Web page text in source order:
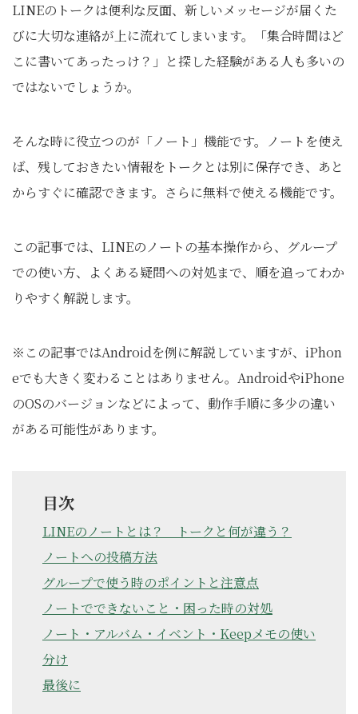
LINEのトークは便利な反面、新しいメッセージが届くた
びに大切な連絡が上に流れてしまいます。「集合時間はど
こに書いてあったっけ？」と探した経験がある人も多いの
ではないでしょうか。
そんな時に役立つのが「ノート」機能です。ノートを使え
ば、残しておきたい情報をトークとは別に保存でき、あと
からすぐに確認できます。さらに無料で使える機能です。
この記事では、LINEのノートの基本操作から、グループ
での使い方、よくある疑問への対処まで、順を追ってわか
りやすく解説します。
※この記事ではAndroidを例に解説していますが、iPhon
eでも大きく変わることはありません。AndroidやiPhone
のOSのバージョンなどによって、動作手順に多少の違い
がある可能性があります。
目次
LINEのノートとは？ トークと何が違う？
ノートへの投稿方法
グループで使う時のポイントと注意点
ノートでできないこと・困った時の対処
ノート・アルバム・イベント・Keepメモの使い
分け
最後に